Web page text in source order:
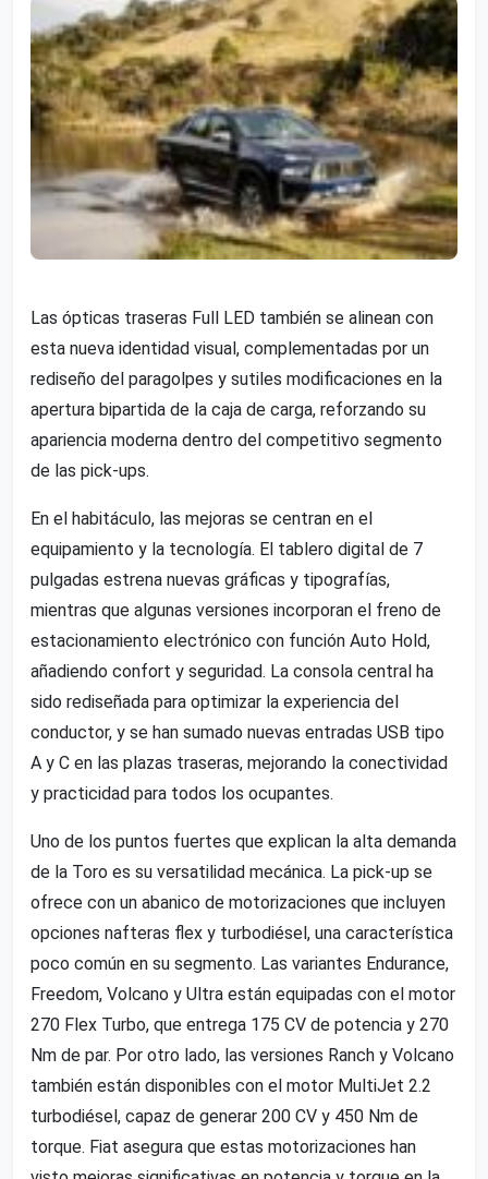
Las ópticas traseras Full LED también se alinean con
esta nueva identidad visual, complementadas por un
rediseño del paragolpes y sutiles modificaciones en la
apertura bipartida de la caja de carga, reforzando su
apariencia moderna dentro del competitivo segmento
de las pick-ups.
En el habitáculo, las mejoras se centran en el
equipamiento y la tecnología. El tablero digital de 7
pulgadas estrena nuevas gráficas y tipografías,
mientras que algunas versiones incorporan el freno de
estacionamiento electrónico con función Auto Hold,
añadiendo confort y seguridad. La consola central ha
sido rediseñada para optimizar la experiencia del
conductor, y se han sumado nuevas entradas USB tipo
A y C en las plazas traseras, mejorando la conectividad
y practicidad para todos los ocupantes.
Uno de los puntos fuertes que explican la alta demanda
de la Toro es su versatilidad mecánica. La pick-up se
ofrece con un abanico de motorizaciones que incluyen
opciones nafteras flex y turbodiésel, una característica
poco común en su segmento. Las variantes Endurance,
Freedom, Volcano y Ultra están equipadas con el motor
270 Flex Turbo, que entrega 175 CV de potencia y 270
Nm de par. Por otro lado, las versiones Ranch y Volcano
también están disponibles con el motor MultiJet 2.2
turbodiésel, capaz de generar 200 CV y 450 Nm de
torque. Fiat asegura que estas motorizaciones han